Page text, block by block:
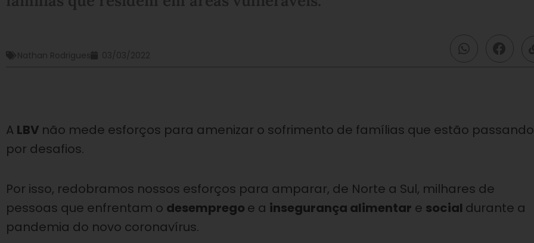
Nathan Rodrigues 03/03/2022
A LBV não mede esforços para amenizar o sofrimento de famílias que estão passando
por desafios.
Por isso, redobramos nossos esforços para amparar, de Norte a Sul, milhares de
pessoas que enfrentam o desemprego e a insegurança alimentar e social durante a
pandemia do novo coronavírus.